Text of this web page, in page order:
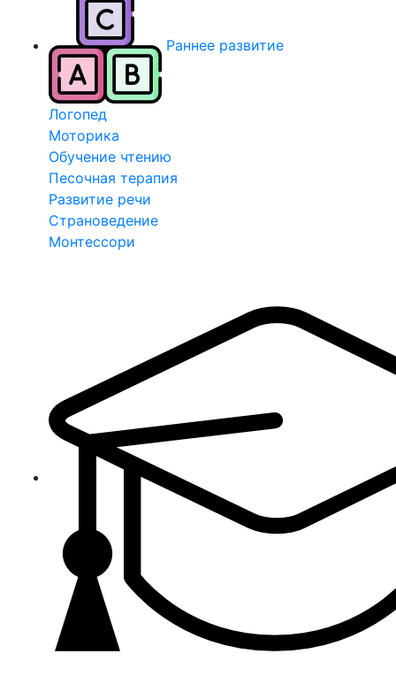
Раннее развитие
Логопед
Моторика
Обучение чтению
Песочная терапия
Развитие речи
Страноведение
Монтессори